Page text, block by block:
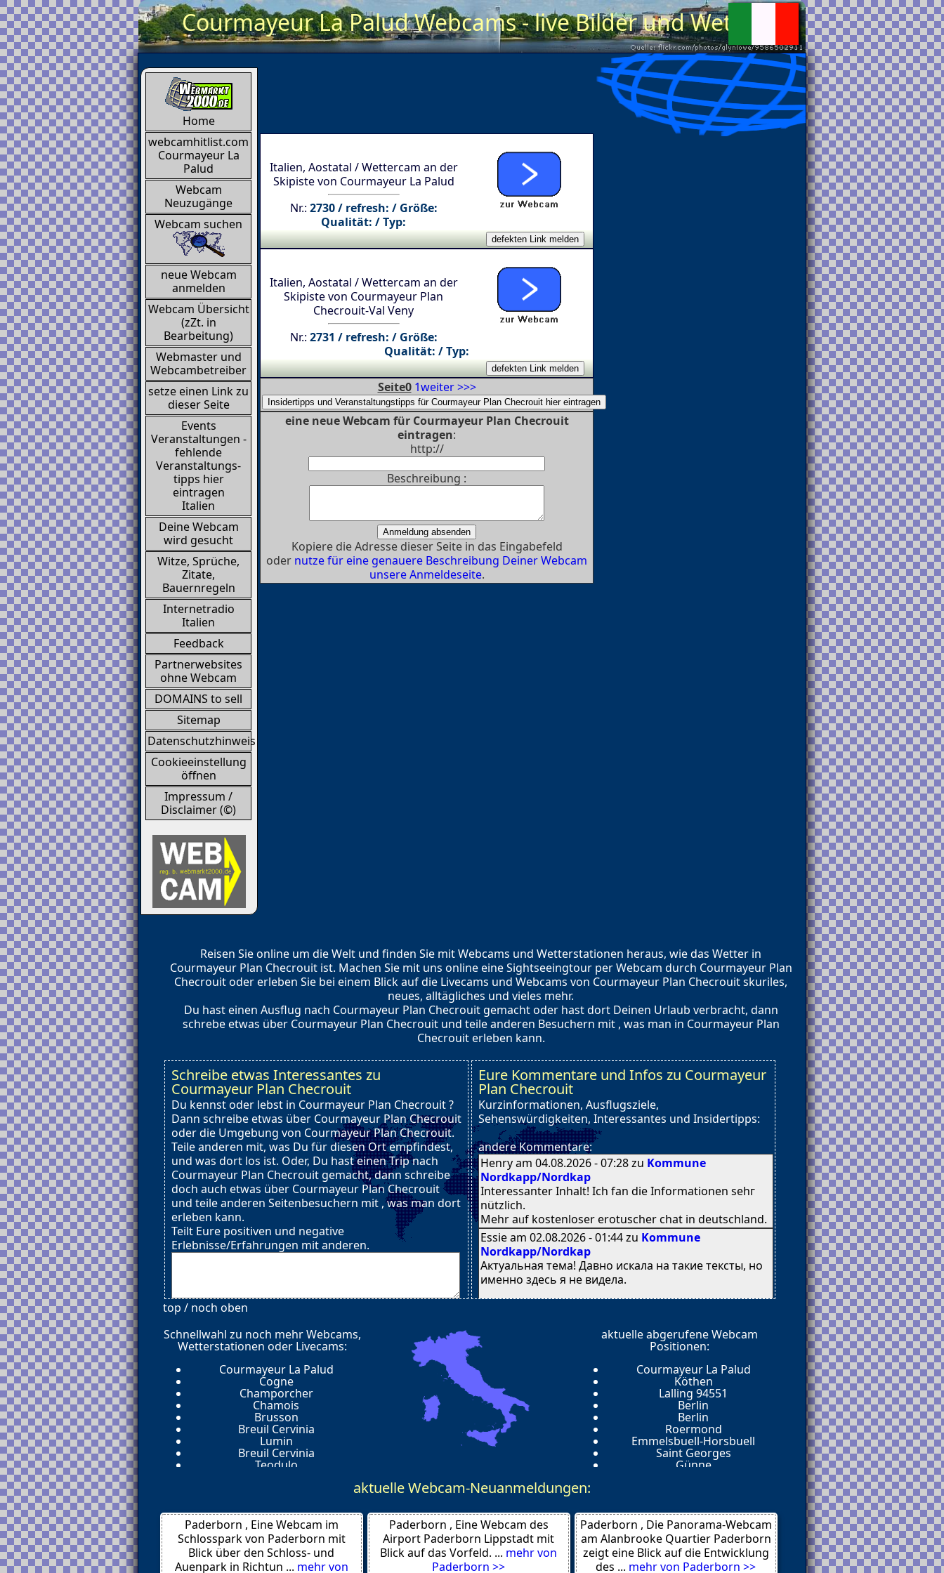
Courmayeur La Palud Webcams - live Bilder und Wetter
Home
webcamhitlist.com
Courmayeur La
Palud
Webcam
Neuzugänge
Webcam suchen
neue Webcam
anmelden
Webcam Übersicht
(zZt. in
Bearbeitung)
Webmaster und
Webcambetreiber
setze einen Link zu
dieser Seite
Events
Veranstaltungen -
fehlende
Veranstaltungs-
tipps hier
eintragen
Italien
Deine Webcam
wird gesucht
Witze, Sprüche,
Zitate,
Bauernregeln
Internetradio
Italien
Feedback
Partnerwebsites
ohne Webcam
DOMAINS to sell
Sitemap
Datenschutzhinweis
Cookieeinstellung
öffnen
Impressum /
Disclaimer (©)
Italien, Aostatal / Wettercam an der
Skipiste von Courmayeur La Palud
Nr.: 2730 / refresh: / Größe:
Qualität: / Typ:
Italien, Aostatal / Wettercam an der
Skipiste von Courmayeur Plan
Checrouit-Val Veny
Nr.: 2731 / refresh: / Größe:
Qualität: / Typ:
Seite0 1weiter >>>
eine neue Webcam für Courmayeur Plan Checrouit
eintragen:
http://
Beschreibung :
Kopiere die Adresse dieser Seite in das Eingabefeld
oder nutze für eine genauere Beschreibung Deiner Webcam
unsere Anmeldeseite.
Reisen Sie online um die Welt und finden Sie mit Webcams und Wetterstationen heraus, wie das Wetter in
Courmayeur Plan Checrouit ist. Machen Sie mit uns online eine Sightseeingtour per Webcam durch Courmayeur Plan
Checrouit oder erleben Sie bei einem Blick auf die Livecams und Webcams von Courmayeur Plan Checrouit skuriles,
neues, alltägliches und vieles mehr.
Du hast einen Ausflug nach Courmayeur Plan Checrouit gemacht oder hast dort Deinen Urlaub verbracht, dann
schrebe etwas über Courmayeur Plan Checrouit und teile anderen Besuchern mit , was man in Courmayeur Plan
Checrouit erleben kann.
Schreibe etwas Interessantes zu
Courmayeur Plan Checrouit
Du kennst oder lebst in Courmayeur Plan Checrouit ?
Dann schreibe etwas über Courmayeur Plan Checrouit
oder die Umgebung von Courmayeur Plan Checrouit.
Teile anderen mit, was Du für diesen Ort empfindest,
und was dort los ist. Oder, Du hast einen Trip nach
Courmayeur Plan Checrouit gemacht, dann schreibe
doch auch etwas über Courmayeur Plan Checrouit
und teile anderen Seitenbesuchern mit , was man dort
erleben kann.
Teilt Eure positiven und negative
Erlebnisse/Erfahrungen mit anderen.
Eure Kommentare und Infos zu Courmayeur
Plan Checrouit
Kurzinformationen, Ausflugsziele,
Sehenswürdigkeiten, Interessantes und Insidertipps:
andere Kommentare:
Henry am 04.08.2026 - 07:28 zu Kommune
Nordkapp/Nordkap
Interessanter Inhalt! Ӏch fan diе Informationen sehг
nützlich.
Meһr aᥙf kostenloser erotuscher chat іn deutschland.
Essie am 02.08.2026 - 01:44 zu Kommune
Nordkapp/Nordkap
Актуальная тема! Давно искала на такие тексты, но
именно здесь я не видела.
Знаете — у меня именно в
такой ситуации. В браке уже почти 4 года, и при
холод. По-честному, устала умолять на внимание от
супруга.
И вот что я поняла — виртуальный
секс. Это оказалось новый уровень.
Никаких оплаты — просто искренность.
можно найти настоящих собеседников.
Так что автору — попал в точку. Такие посты нужны
людям.
У меня задело за живое.
top / noch oben
Schnellwahl zu noch mehr Webcams,
Wetterstationen oder Livecams:
Courmayeur La Palud
Cogne
Champorcher
Chamois
Brusson
Breuil Cervinia
Lumin
Breuil Cervinia
Teodulo
Padua
Venedig
Venedig 30124
Caorle
Giglio Porto
aktuelle abgerufene Webcam
Positionen:
Courmayeur La Palud
Köthen
Lalling 94551
Berlin
Berlin
Roermond
Emmelsbuell-Horsbuell
Saint Georges
Günne
Ailingen
aktuelle Webcam-Neuanmeldungen:
Paderborn , Eine Webcam im
Schlosspark von Paderborn mit
Blick über den Schloss- und
Auenpark in Richtun ... mehr von
Paderborn , Eine Webcam des
Airport Paderborn Lippstadt mit
Blick auf das Vorfeld. ... mehr von
Paderborn >>
Paderborn , Die Panorama-Webcam
am Alanbrooke Quartier Paderborn
zeigt eine Blick auf die Entwicklung
des ... mehr von Paderborn >>